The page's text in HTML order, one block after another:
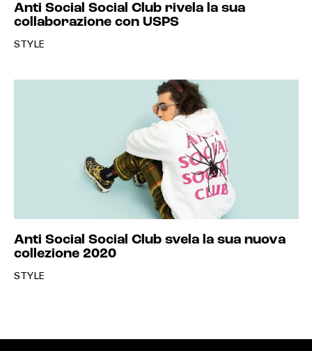
Anti Social Social Club rivela la sua
collaborazione con USPS
STYLE
Anti Social Social Club svela la sua nuova
collezione 2020
STYLE